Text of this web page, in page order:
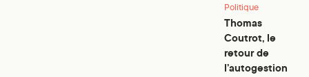
Politique
Thomas
Coutrot, le
retour de
l’autogestion